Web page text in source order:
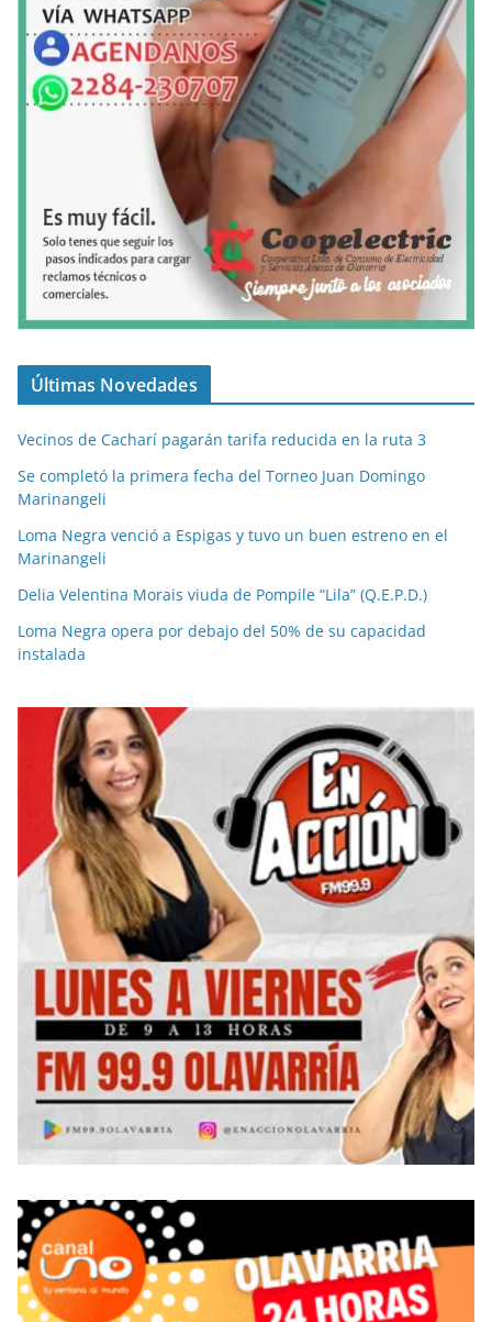
Últimas Novedades
Vecinos de Cacharí pagarán tarifa reducida en la ruta 3
Se completó la primera fecha del Torneo Juan Domingo
Marinangeli
Loma Negra venció a Espigas y tuvo un buen estreno en el
Marinangeli
Delia Velentina Morais viuda de Pompile “Lila” (Q.E.P.D.)
Loma Negra opera por debajo del 50% de su capacidad
instalada